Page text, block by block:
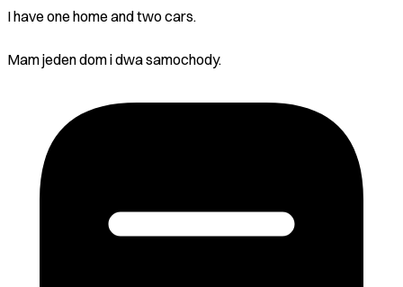
I have one home and two cars.
Mam jeden dom i dwa samochody.